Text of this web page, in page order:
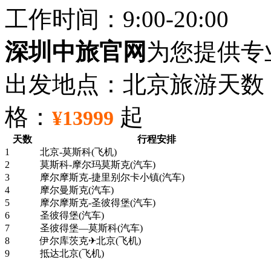
工作时间：9:00-20:00
深圳中旅官网 为您提供
出发地点：北京旅游天数
格： ¥13999 起
天数
行程安排
1
北京-莫斯科(飞机)
2
莫斯科-摩尔玛莫斯克(汽车)
3
摩尔摩斯克-捷里别尔卡小镇(汽车)
4
摩尔曼斯克(汽车)
5
摩尔摩斯克-圣彼得堡(汽车)
6
圣彼得堡(汽车)
7
圣彼得堡—莫斯科(汽车)
8
伊尔库茨克✈北京(飞机)
9
抵达北京(飞机)